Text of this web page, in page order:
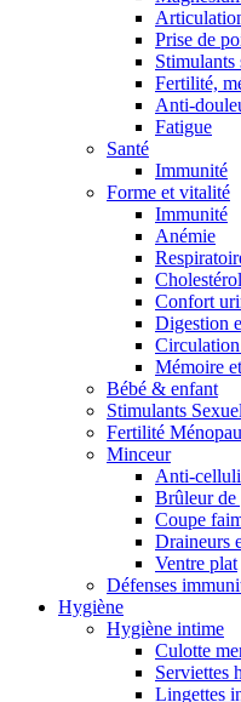
Prise de
Stimulants
Fertilité,
Anti-
Fatigue
Santé
Immunité
Forme et vitalité
Immunité
Anémie
Confort
Digestion
Mémoire
Bébé & enfant
Stimulants
Fertilité
Minceur
Anti-
Brûleur de
Coupe
Draineurs
Ventre plat
Défenses
Hygiène
Hygiène intime
Culotte
Serviettes
Lingettes